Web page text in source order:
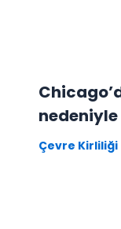
nedeniyle
Çevre Kirliliği